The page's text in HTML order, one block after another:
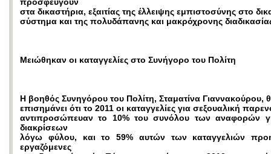
στα δικαστήρια, εξαιτίας της έλλειψης εμπιστοσύνης στο
σύστημα και της πολυδάπανης και μακρόχρονης
Μειώθηκαν οι καταγγελίες στο Συνήγορο του Πολίτη
Η βοηθός Συνηγόρου του Πολίτη, Σταματίνα Γιαννακούρου,
επισημάνει ότι το 2011 οι καταγγελίες για σεξουαλική
αντιπροσώπευαν το 10% του συνόλου των αναφορών
διακρίσεων
λόγω φύλου, και το 59% αυτών των καταγγελιών
εργαζόμενες